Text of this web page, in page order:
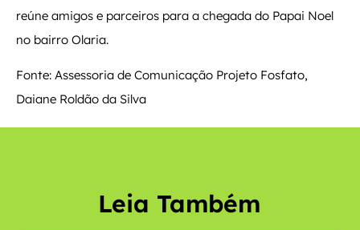
reúne amigos e parceiros para a chegada do Papai Noel
no bairro Olaria.
Fonte: Assessoria de Comunicação Projeto Fosfato,
Daiane Roldão da Silva
Leia Também